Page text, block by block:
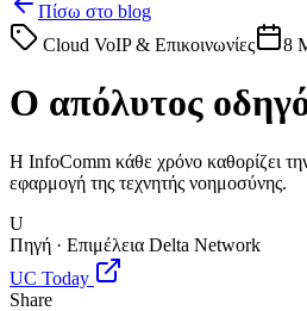
Πίσω στο blog
Cloud VoIP & Επικοινωνίες
8
Ο απόλυτος
Η InfoComm κάθε χρόνο καθορίζει
εφαρμογή της τεχνητής νοημοσύνης.
U
Πηγή · Επιμέλεια Delta Network
UC Today
Share